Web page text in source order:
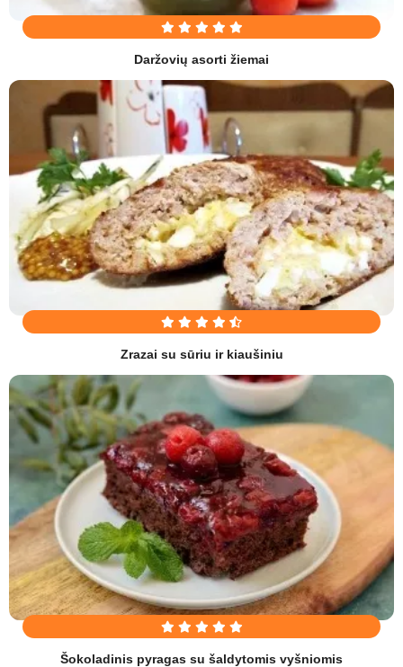
Daržovių asorti žiemai
Zrazai su sūriu ir kiaušiniu
Šokoladinis pyragas su šaldytomis vyšniomis